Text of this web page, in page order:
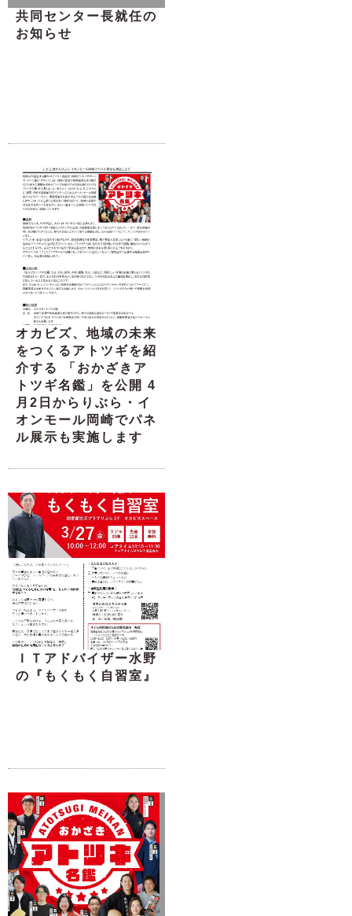
共同センター長就任の
お知らせ
オカビズ、地域の未来
をつくるアトツギを紹
介する 「おかざきア
トツギ名鑑」を公開 4
月2日からりぶら・イ
オンモール岡崎でパネ
ル展示も実施します
ＩＴアドバイザー水野
の『もくもく自習室』